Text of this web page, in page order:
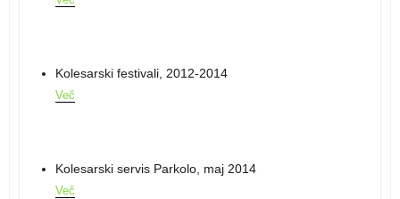
Kolesarski festivali, 2012-2014
Več
Kolesarski servis Parkolo, maj 2014
Več